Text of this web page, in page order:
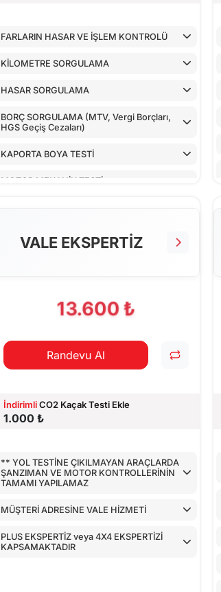
FARLARIN HASAR VE İŞLEM KONTROLÜ
KİLOMETRE SORGULAMA
HASAR SORGULAMA
BORÇ SORGULAMA (MTV, Vergi Borçları,
HGS Geçiş Cezaları)
KAPORTA BOYA TESTİ
MOTOR MEKANİK TESTİ
VALE EKSPERTİZ
13.600 ₺
Randevu Al
İndirimliCO2 Kaçak Testi Ekle
1.000 ₺
** YOL TESTİNE ÇIKILMAYAN ARAÇLARDA
ŞANZIMAN VE MOTOR KONTROLLERİNİN
TAMAMI YAPILAMAZ
MÜŞTERİ ADRESİNE VALE HİZMETİ
PLUS EKSPERTİZ veya 4X4 EKSPERTİZİ
KAPSAMAKTADIR